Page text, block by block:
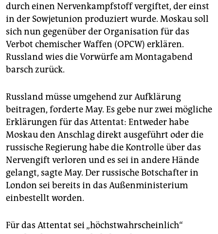
durch einen Nervenkampfstoff vergiftet, der einst
in der Sowjetunion produziert wurde. Moskau soll
sich nun gegenüber der Organisation für das
Verbot chemischer Waffen (OPCW) erklären.
Russland wies die Vorwürfe am Montagabend
barsch zurück.
Russland müsse umgehend zur Aufklärung
beitragen, forderte May. Es gebe nur zwei mögliche
Erklärungen für das Attentat: Entweder habe
Moskau den Anschlag direkt ausgeführt oder die
russische Regierung habe die Kontrolle über das
Nervengift verloren und es sei in andere Hände
gelangt, sagte May. Der russische Botschafter in
London sei bereits in das Außenministerium
einbestellt worden.
Für das Attentat sei „höchstwahrscheinlich“